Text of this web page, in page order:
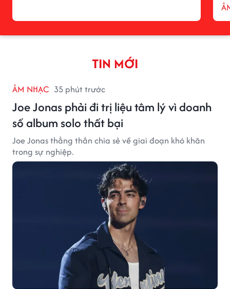
TIN MỚI
ÂM NHẠC 35 phút trước
Joe Jonas phải đi trị liệu tâm lý vì doanh
số album solo thất bại
Joe Jonas thẳng thắn chia sẻ về giai đoạn khó khăn
trong sự nghiệp.